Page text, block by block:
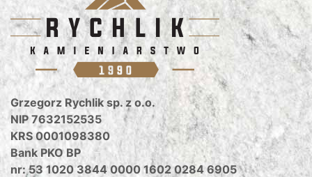
Grzegorz Rychlik sp. z o.o.
NIP 7632152535
KRS 0001098380
Bank PKO BP
nr: 53 1020 3844 0000 1602 0284 6905